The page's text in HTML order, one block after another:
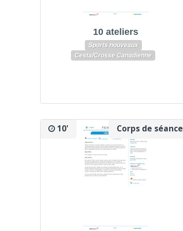
10 ateliers
Sports nouveaux
Cesta/Crosse Canadienne
Corps de séance
10'